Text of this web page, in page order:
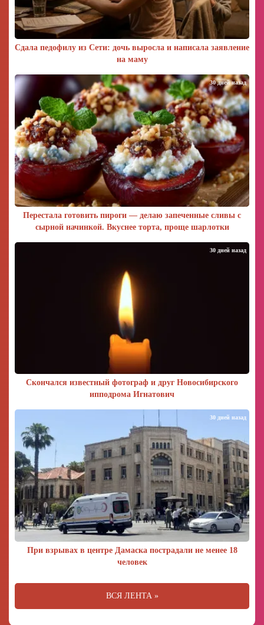
Сдала педофилу из Сети: дочь выросла и написала заявление
на маму
Перестала готовить пироги — делаю запеченные сливы с
сырной начинкой. Вкуснее торта, проще шарлотки
30 дней назад
Скончался известный фотограф и друг Новосибирского
ипподрома Игнатович
30 дней назад
При взрывах в центре Дамаска пострадали не менее 18
человек
30 дней назад
ВСЯ ЛЕНТА »